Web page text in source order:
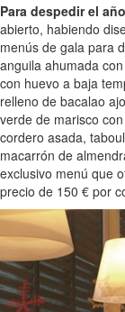
Para despedir el año
abierto, habiendo
menús de gala para
anguila ahumada
con huevo a baja
relleno de bacalao
verde de marisco
cordero asada,
macarrón de
exclusivo menú que
precio de 150 € por